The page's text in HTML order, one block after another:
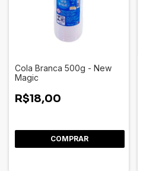
Cola Branca 500g - New
Magic
R$18,00